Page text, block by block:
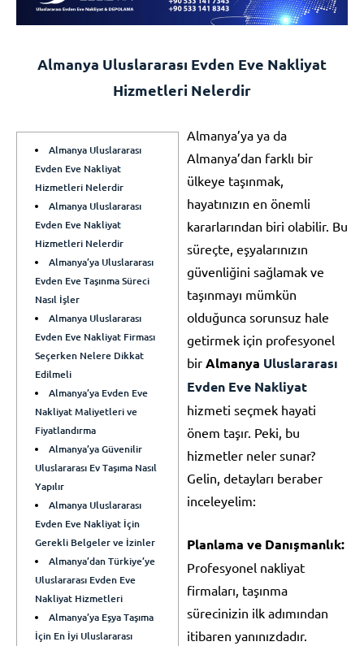
Almanya Uluslararası Evden Eve Nakliyat
Hizmetleri Nelerdir
Almanya Uluslararası
Evden Eve Nakliyat
Hizmetleri Nelerdir
Almanya Uluslararası
Evden Eve Nakliyat
Hizmetleri Nelerdir
Almanya’ya Uluslararası
Evden Eve Taşınma Süreci
Nasıl İşler
Almanya Uluslararası
Evden Eve Nakliyat Firması
Seçerken Nelere Dikkat
Edilmeli
Almanya’ya Evden Eve
Nakliyat Maliyetleri ve
Fiyatlandırma
Almanya’ya Güvenilir
Uluslararası Ev Taşıma Nasıl
Yapılır
Almanya Uluslararası
Evden Eve Nakliyat İçin
Gerekli Belgeler ve İzinler
Almanya’dan Türkiye’ye
Uluslararası Evden Eve
Nakliyat Hizmetleri
Almanya’ya Eşya Taşıma
İçin En İyi Uluslararası
Almanya’ya ya da
Almanya’dan farklı bir
ülkeye taşınmak,
hayatınızın en önemli
kararlarından biri olabilir. Bu
süreçte, eşyalarınızın
güvenliğini sağlamak ve
taşınmayı mümkün
olduğunca sorunsuz hale
getirmek için profesyonel
bir Almanya Uluslararası
Evden Eve Nakliyat
hizmeti seçmek hayati
önem taşır. Peki, bu
hizmetler neler sunar?
Gelin, detayları beraber
inceleyelim:
Planlama ve Danışmanlık:
Profesyonel nakliyat
firmaları, taşınma
sürecinizin ilk adımından
itibaren yanınızdadır.